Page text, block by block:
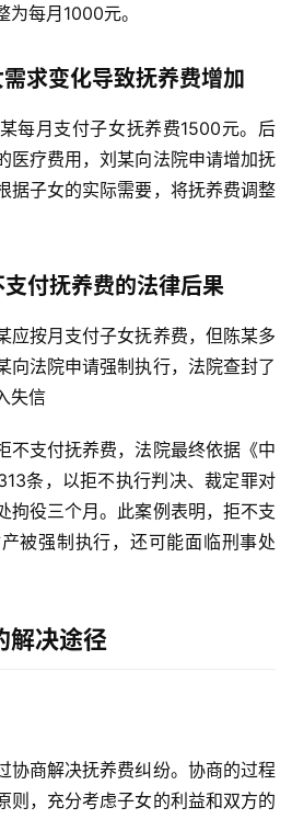
每月1000元。
求变化导致抚养费增加
每月支付子女抚养费1500元。后
医疗费用，刘某向法院申请增加抚
据子女的实际需要，将抚养费调整
付抚养费的法律后果
应按月支付子女抚养费，但陈某多
向法院申请强制执行，法院查封了
失信
不支付抚养费，法院最终依据《中
条，以拒不执行判决、裁定罪对
拘役三个月。此案例表明，拒不支
被强制执行，还可能面临刑事处
解决途径
协商解决抚养费纠纷。协商的过程
则，充分考虑子女的利益和双方的